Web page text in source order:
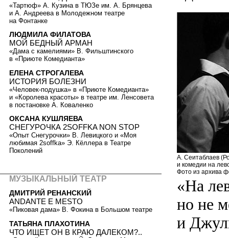
А. Сеитаблаев
и комедии на
Фото из архива
«На
но не
и
«Тартюф» А. Кузина в ТЮЗе им. А. Брянцева
и А. Андреева в Молодежном театре
на Фонтанке
ЛЮДМИЛА ФИЛАТОВА
МОЙ БЕДНЫЙ АРМАН
«Дама с камелиями» В. Фильштинского
в «Приюте Комедианта»
ЕЛЕНА СТРОГАЛЕВА
ИСТОРИЯ БОЛЕЗНИ
«Человек-подушка» в «Приюте Комедианта»
и «Королева красоты» в театре им. Ленсовета
в постановке А. Коваленко
ОКСАНА КУШЛЯЕВА
СНЕГУРОЧКА 2SOFFKA NON STOP
«Опыт Снегурочки» В. Левицкого и «Моя
любимая 2soffka» Э. Кёллера в Театре
Поколений
МУЗЫКАЛЬНЫЙ ТЕАТР
ДМИТРИЙ РЕНАНСКИЙ
ANDANTE E MESTO
«Пиковая дама» В. Фокина в Большом театре
ТАТЬЯНА ПЛАХОТИНА
ЧТО ИЩЕТ ОН В КРАЮ ДАЛЕКОМ?..